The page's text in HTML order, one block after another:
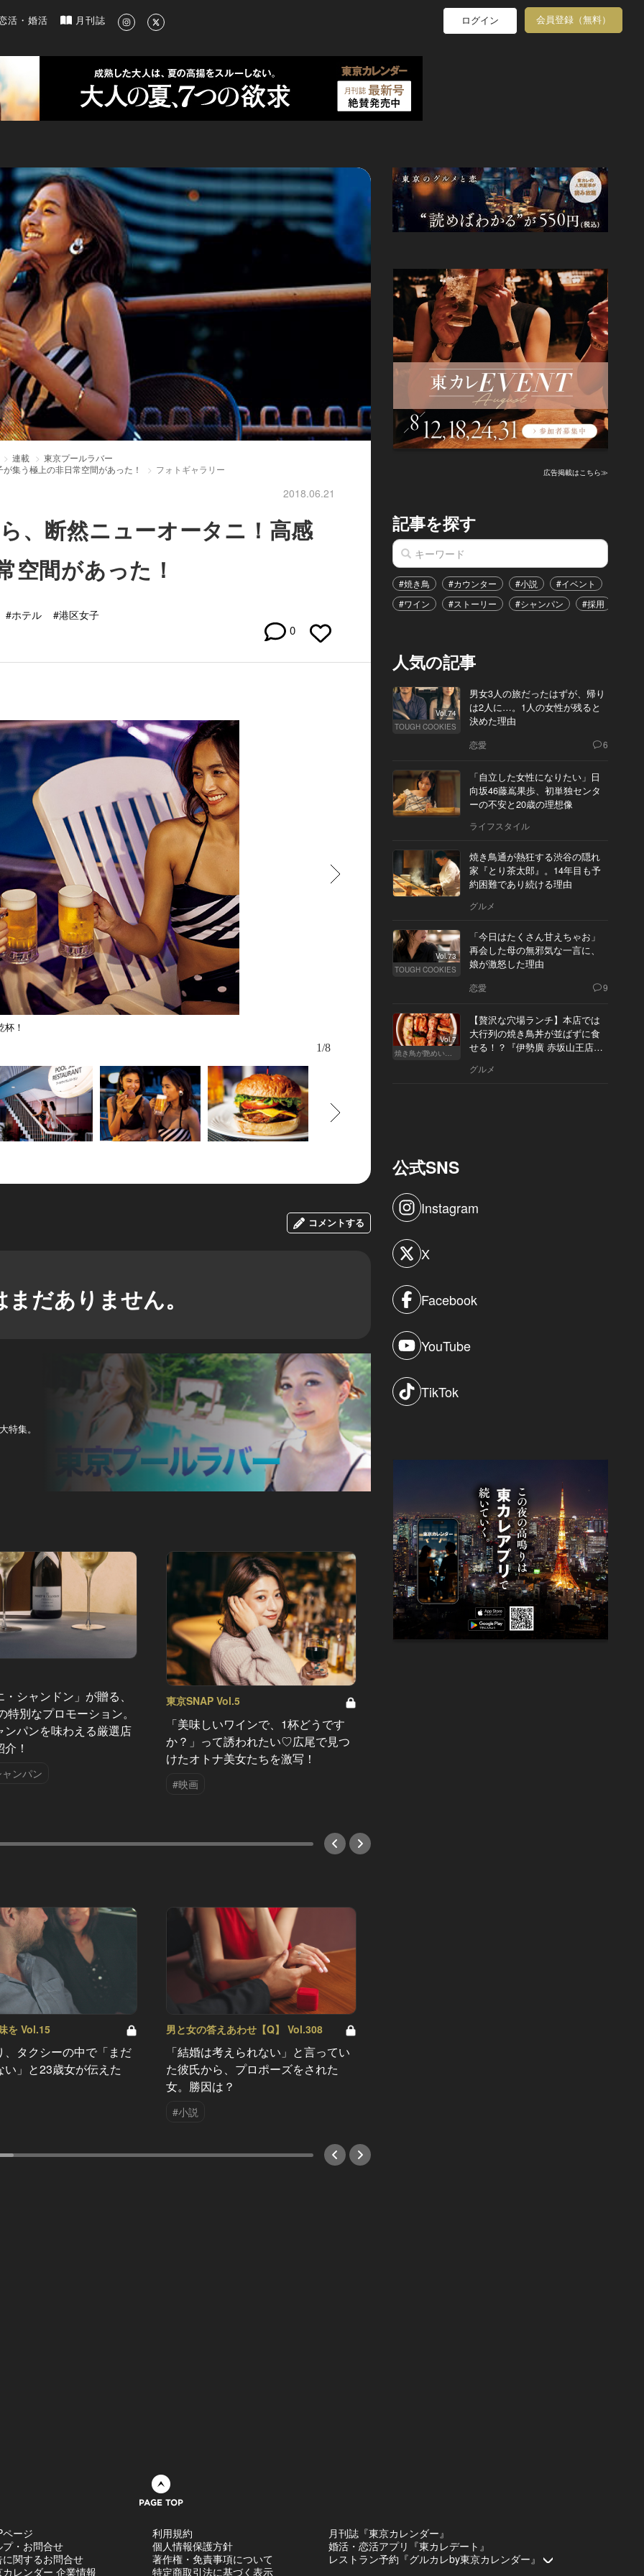
ルメ、洗練されたライフスタイル情報
活・婚活 月刊誌 ログイン 会員登録（無料）
連載
東京プールラバー
集う極上の非日常空間があった！
フォトギャラリー
2018.06.21
、断然ニューオータニ！高感
空間があった！
#ホテル #港区女子
0
！ ライトアップされたプールを眼下に望むダイニング
1/8
コメントする
だありません。
特集。
シャンドン」が贈る、
特別なプロモーション。
ンパンを味わえる厳選店
！
ンパン
東京SNAP Vol.5
「美味しいワインで、1杯どうです
か？」って誘われたい♡広尾で見つ
けたオトナ美女たちを激写！
#映画
を Vol.15
、タクシーの中で「まだ
い」と23歳女が伝えた
男と女の答えあわせ【Q】 Vol.308
「結婚は考えられない」と言ってい
た彼氏から、プロポーズをされた
女。勝因は？
#小説
広告掲載はこちら≫
記事を探す
#焼き鳥 #カウンター #小説 #イベント
#ワイン
#ストーリー #シャンパン #採用
人気の記事
Vol.74
TOUGH COOKIES
男女3人の旅だったはずが、帰り
は2人に…。1人の女性が残ると
決めた理由
恋愛 6
「自立した女性になりたい」日
向坂46藤嶌果歩、初単独センタ
ーの不安と20歳の理想像
ライフスタイル
焼き鳥通が熱狂する渋谷の隠れ
家『とり茶太郎』。14年目も予
約困難であり続ける理由
グルメ
Vol.73
TOUGH COOKIES
「今日はたくさん甘えちゃお」
再会した母の無邪気な一言に、
娘が激怒した理由
恋愛 9
Vol.7
焼き鳥が艶めいてきた
【贅沢な穴場ランチ】本店では
大行列の焼き鳥丼が並ばずに食
せる！？『伊勢廣 赤坂山王店』
グルメ
公式SNS
Instagram
X
Facebook
YouTube
TikTok
ページ
プ・お問合せ
に関するお問合せ
カレンダー 企業情報
利用規約
個人情報保護方針
著作権・免責事項について
特定商取引法に基づく表示
月刊誌『東京カレンダー』
婚活・恋活アプリ『東カレデート』
レストラン予約『グルカレby東京カレンダー』